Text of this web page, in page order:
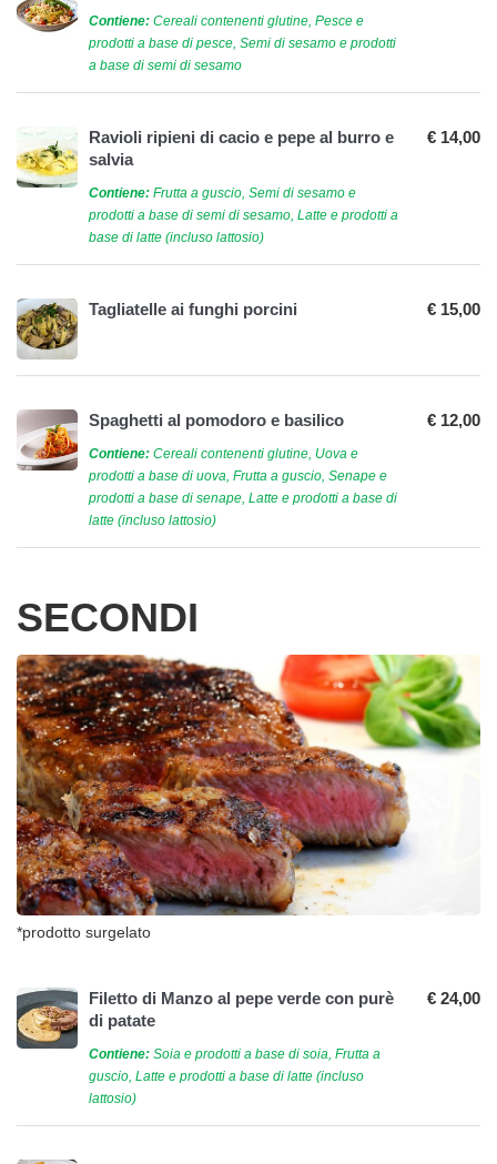
Contiene: Cereali contenenti glutine, Pesce e
prodotti a base di pesce, Semi di sesamo e prodotti
a base di semi di sesamo
Ravioli ripieni di cacio e pepe al burro e
salvia
Contiene: Frutta a guscio, Semi di sesamo e
prodotti a base di semi di sesamo, Latte e prodotti a
base di latte (incluso lattosio)
€ 14,00
Tagliatelle ai funghi porcini € 15,00
Spaghetti al pomodoro e basilico
Contiene: Cereali contenenti glutine, Uova e
prodotti a base di uova, Frutta a guscio, Senape e
prodotti a base di senape, Latte e prodotti a base di
latte (incluso lattosio)
€ 12,00
SECONDI
*prodotto surgelato
Filetto di Manzo al pepe verde con purè
di patate
Contiene: Soia e prodotti a base di soia, Frutta a
guscio, Latte e prodotti a base di latte (incluso
lattosio)
€ 24,00